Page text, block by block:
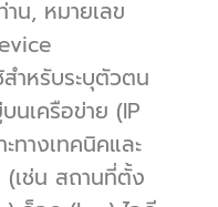
น, หมายเลข
ำหรับระบุตัวตน
เครือข่าย (IP
ทางเทคนิคและ
(เช่น สถานที่ตั้ง